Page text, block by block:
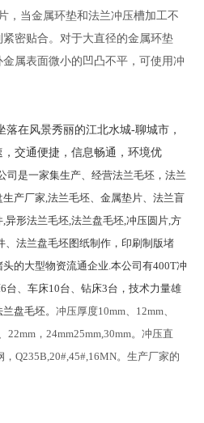
，当金属环垫和法兰冲压槽加工不
密贴合。对于大直径的金属环垫
属表面微小的凹凸不平，可使用冲
落在风景秀丽的江北水城-聊城市，
交通便捷，信息畅通，环境优
司是一家集生产、经营法兰毛坯，法兰
产厂家,法兰毛坯、金属垫片、法兰盲
形法兰毛坯,法兰盘毛坯,冲压圆片,方
、法兰盘毛坯图纸制作，印刷制版堵
的大型物资流通企业.本公司有400T冲
台、车床10台、钻床3台，技术力量雄
盘毛坯。 冲压厚度10mm、12mm、
22mm，24mm25mm,30mm。冲压直
Q235B,20#,45#,16MN。生产厂家的